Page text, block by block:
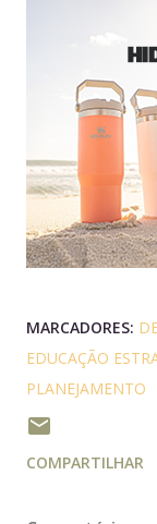
MARCADORES:
EDUCAÇÃO
PLANEJAMENTO
COMPARTILHAR